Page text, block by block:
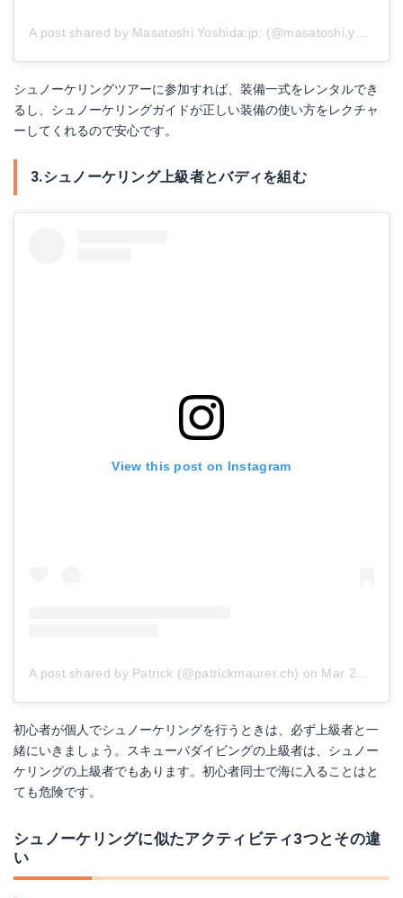
シュノーケリングツアーに参加すれば、装備一式をレンタルでき
るし、シュノーケリングガイドが正しい装備の使い方をレクチャ
ーしてくれるので安心です。
3.シュノーケリング上級者とバディを組む
View this post on Instagram
A post shared by Patrick (@patrickmaurer.ch) on Mar 26, 2018 at 3:18am PDT
初心者が個人でシュノーケリングを行うときは、必ず上級者と一
緒にいきましょう。スキューバダイビングの上級者は、シュノー
ケリングの上級者でもあります。初心者同士で海に入ることはと
ても危険です。
シュノーケリングに似たアクティビティ3つとその違
い